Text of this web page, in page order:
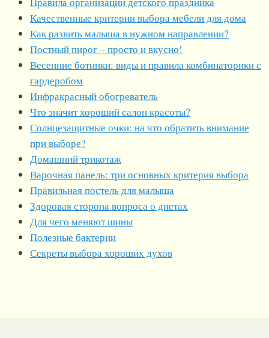
Качественные критерии выбора мебели для дома
Как развить малыша в нужном направлении?
Постный пирог – просто и вкусно!
Весенние ботинки: виды и правила комбинаторики с
гардеробом
Инфракрасный обогреватель
Что значит хороший салон красоты?
Солнцезащитные очки: на что обратить внимание
при выборе?
Домашний трикотаж
Варочная панель: три основных критерия выбора
Правильная постель для малыша
Здоровая сторона вопроса о диетах
Для чего меняют шины
Полезные бактерии
Секреты выбора хороших духов